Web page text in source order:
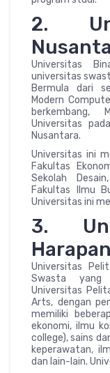
2.
Universitas
universitas
Bermula dari
Modern
berkembang,
Universitas
Nusantara.
Universitas ini
Fakultas
Sekolah
Fakultas Ilmu
Universitas ini
3.
Harapan
Universitas
Swasta yang
Universitas
Arts, dengan
memiliki
ekonomi, ilmu
college), sains
keperawatan,
dan lain-lain.